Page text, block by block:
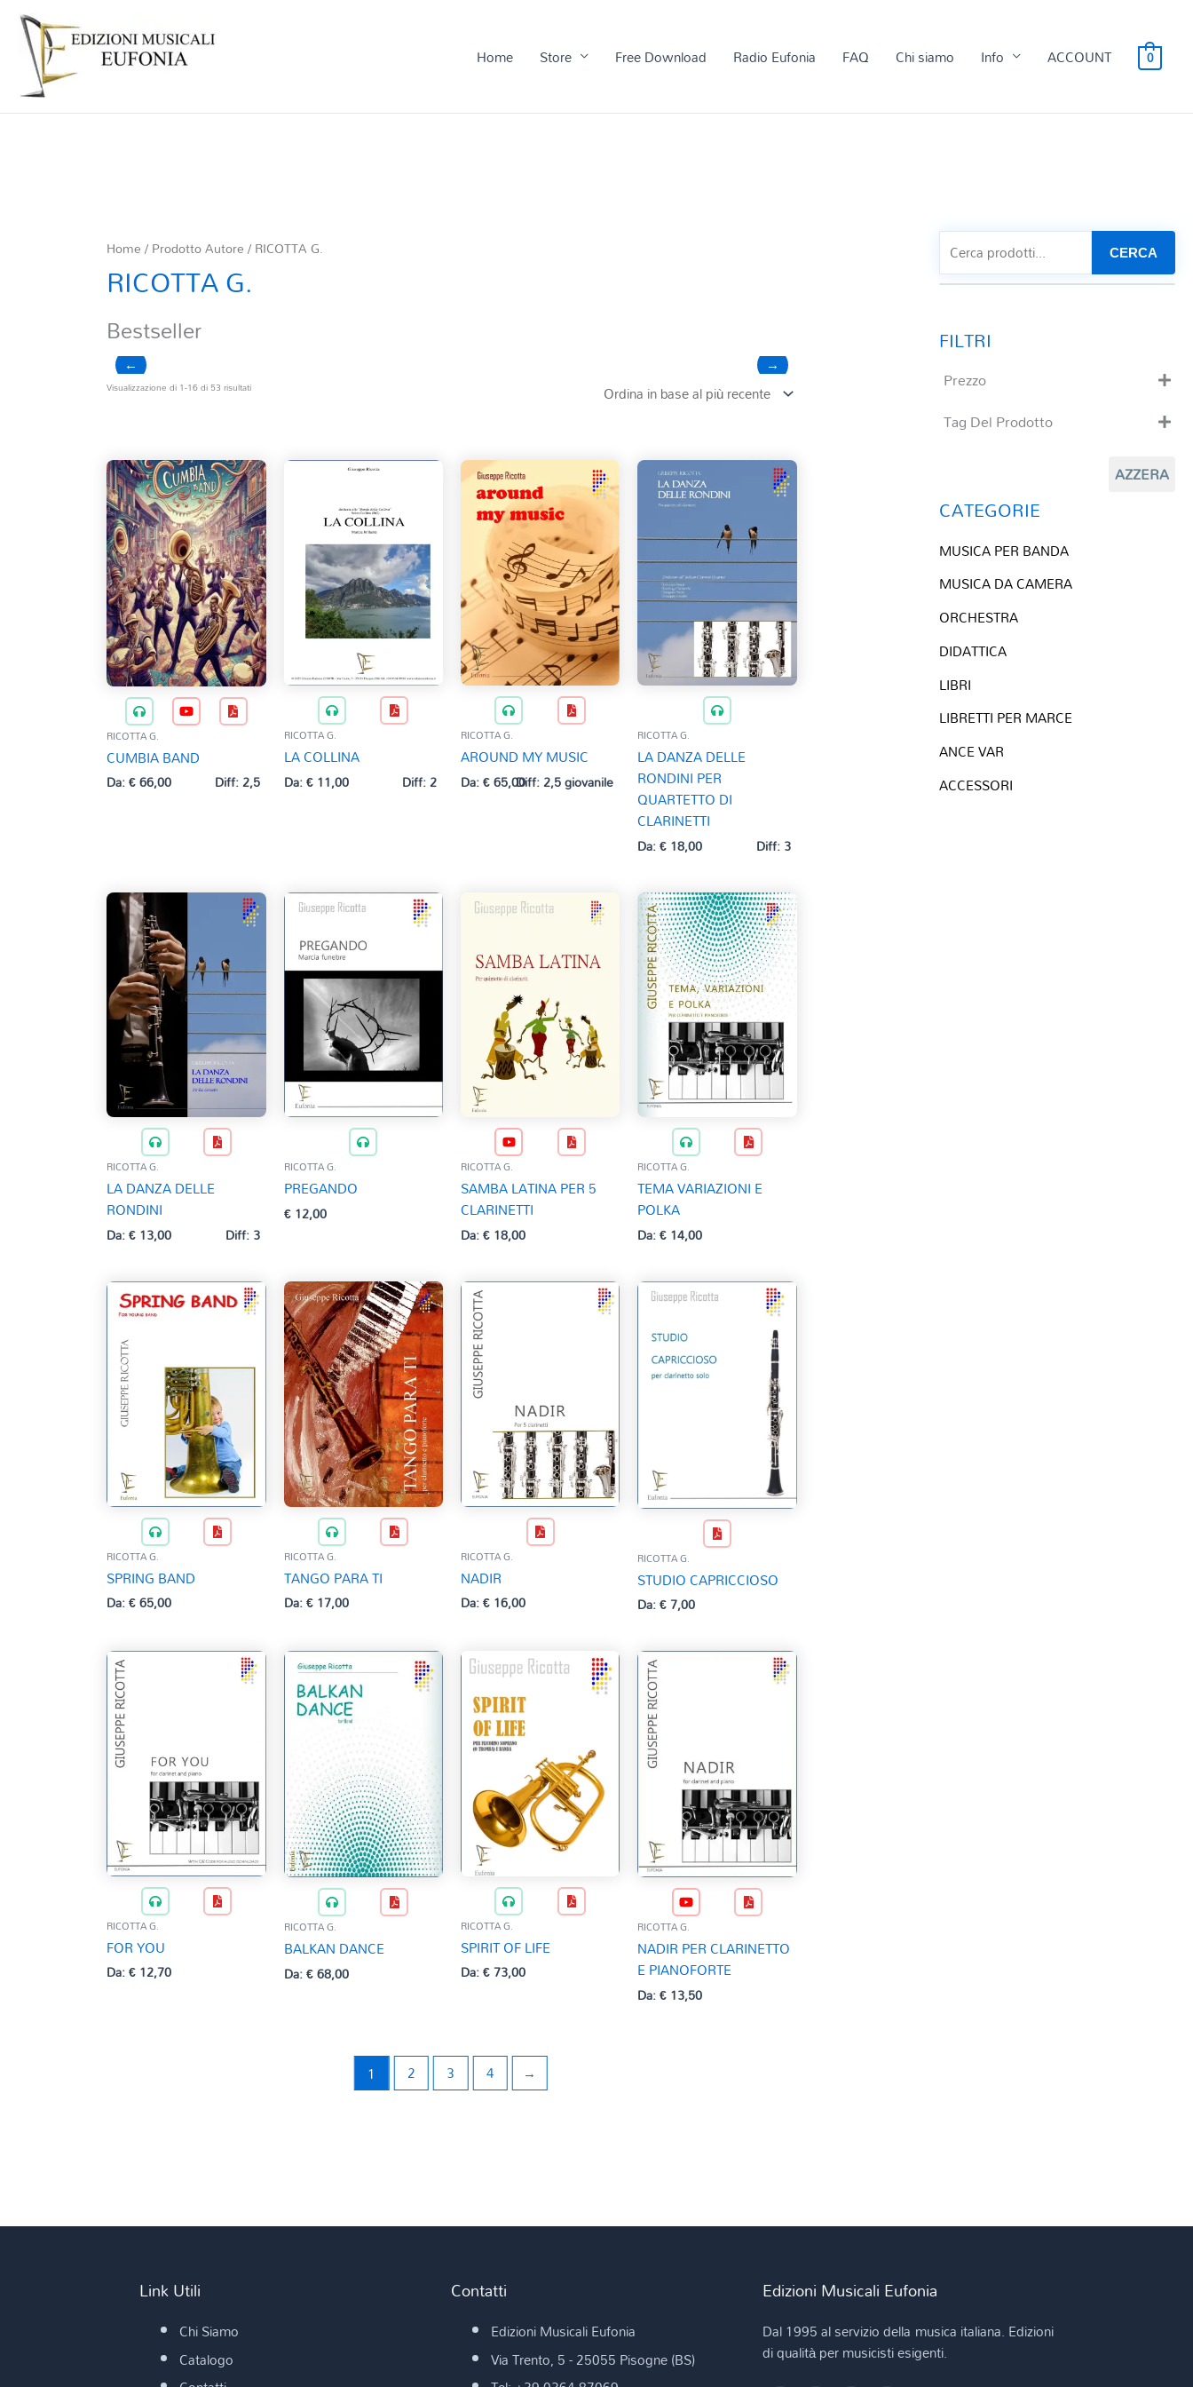
Home Store Free Download Radio Eufonia FAQ Chi siamo Info ACCOUNT 0
Home/ Prodotto Autore / RICOTTA G.
RICOTTA G.
Bestseller
← →
Visualizzazione di 1-16 di 53 risultatiOrdina
in
RICOTTA G.
CUMBIA BAND
Da:€66,00 Diff: 2,5
RICOTTA G.
LA COLLINA
Da:€11,00 Diff: 2
RICOTTA G.
AROUND MY MUSIC
Da:€65,00Diff: 2,5 giovanile
RICOTTA G.
LA DANZA DELLE
RONDINI PER
QUARTETTO DI
CLARINETTI
Da:€18,00 Diff: 3
RICOTTA G.
LA DANZA DELLE
RONDINI
Da:€13,00 Diff: 3
RICOTTA G.
PREGANDO
€12,00
RICOTTA G.
SAMBA LATINA PER 5
CLARINETTI
Da:€18,00
RICOTTA G.
TEMA VARIAZIONI E
POLKA
Da:€14,00
RICOTTA G.
SPRING BAND
Da:€65,00
RICOTTA G.
TANGO PARA TI
Da:€17,00
RICOTTA G.
NADIR
Da:€16,00
RICOTTA G.
STUDIO CAPRICCIOSO
Da:€7,00
RICOTTA G.
FOR YOU
Da:€12,70
RICOTTA G.
BALKAN DANCE
Da:€68,00
RICOTTA G.
SPIRIT OF LIFE
Da:€73,00
RICOTTA G.
NADIR PER CLARINETTO
E PIANOFORTE
Da:€13,50
1 2 3 4 →
CERCA
Prezzo
Tag Del Prodotto
Composizioni originali
QR base
QR esecuzione
AZZERA
CATEGORIE
MUSICA PER BANDA
MUSICA DA CAMERA
ORCHESTRA
DIDATTICA
LIBRI
LIBRETTI PER MARCE
ANCE VAR
ACCESSORI
Link Utili
Chi Siamo
Catalogo
Contatti
Edizioni Musicali Eufonia
Via Trento, 5 - 25055 Pisogne (BS)
Edizioni Musicali Eufonia
Dal 1995 al servizio della musica italiana. Edizioni
di qualità per musicisti esigenti.